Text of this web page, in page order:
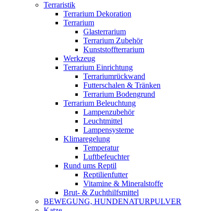
Terraristik
Terrarium Dekoration
Terrarium
Glasterrarium
Terrarium Zubehör
Kunststoffterrarium
Werkzeug
Terrarium Einrichtung
Terrariumrückwand
Futterschalen & Tränken
Terrarium Bodengrund
Terrarium Beleuchtung
Lampenzubehör
Leuchtmittel
Lampensysteme
Klimaregelung
Temperatur
Luftbefeuchter
Rund ums Reptil
Reptilienfutter
Vitamine & Mineralstoffe
Brut- & Zuchthilfsmittel
BEWEGUNG, HUNDENATURPULVER